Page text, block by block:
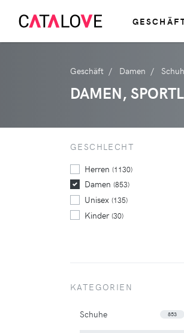
Geschäft Damen
DAMEN,
GESCHLECHT
Herren (1130)
Damen (853)
Unisex (135)
Kinder(30)
KATEGORIEN
Schuhe 853